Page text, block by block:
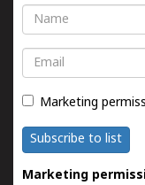
Name
Email
Marketing
Subscribe to list
Marketing